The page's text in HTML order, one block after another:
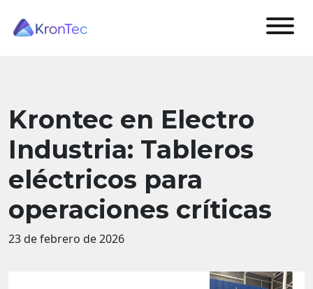
Krontec en Electro
Industria: Tableros
eléctricos para
operaciones críticas
23 de febrero de 2026